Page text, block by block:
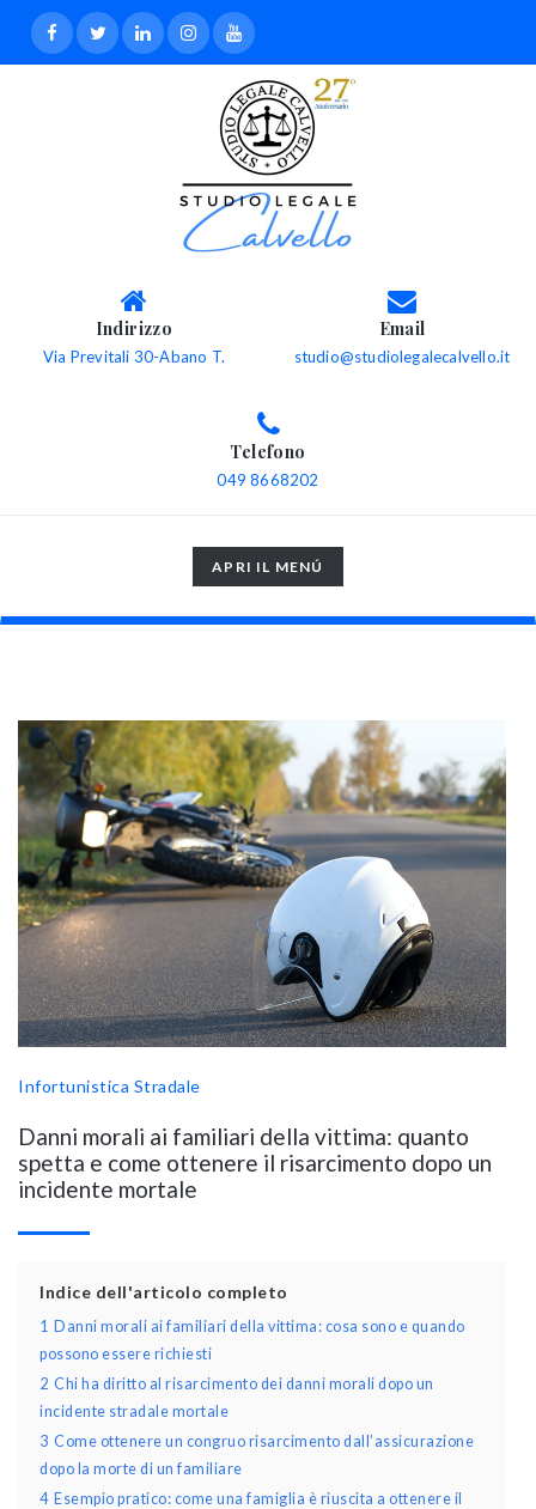
Indirizzo
Via Previtali 30-Abano T.
Email
studio@studiolegalecalvello.it
Telefono
049 8668202
TOGGLE
NAVIGATION
APRI IL MENÚ
Infortunistica Stradale
Danni morali ai familiari della vittima: quanto
spetta e come ottenere il risarcimento dopo un
incidente mortale
Indice dell'articolo completo
1 Danni morali ai familiari della vittima: cosa sono e quando
possono essere richiesti
2 Chi ha diritto al risarcimento dei danni morali dopo un
incidente stradale mortale
3 Come ottenere un congruo risarcimento dall’assicurazione
dopo la morte di un familiare
4 Esempio pratico: come una famiglia è riuscita a ottenere il